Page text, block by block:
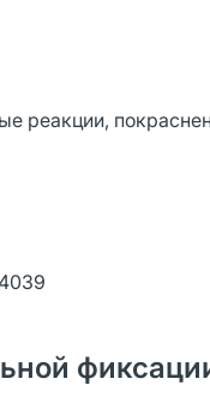
реакции,